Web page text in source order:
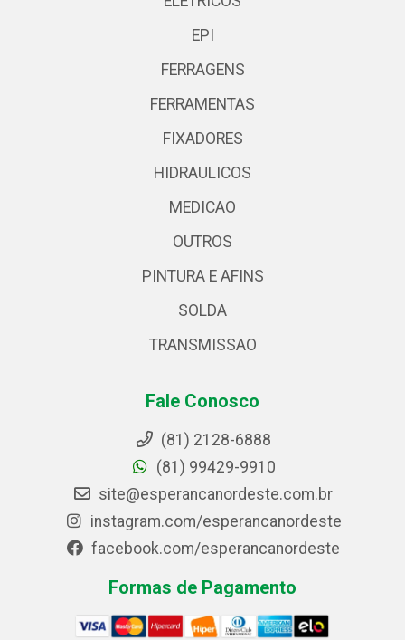
EPI
FERRAGENS
FERRAMENTAS
FIXADORES
HIDRAULICOS
MEDICAO
OUTROS
PINTURA E AFINS
SOLDA
TRANSMISSAO
Fale Conosco
(81) 2128-6888
(81) 99429-9910
site@esperancanordeste.com.br
instagram.com/esperancanordeste
facebook.com/esperancanordeste
Formas de Pagamento